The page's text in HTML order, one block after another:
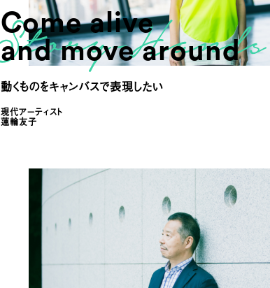
Come alive
and move around
動くものをキャンバスで表現したい
現代アーティスト
蓮輪友子